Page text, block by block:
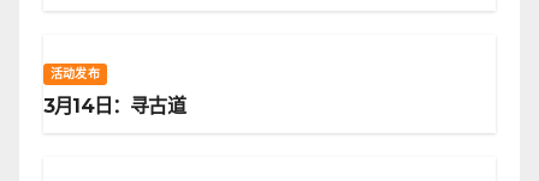
活动发布
3月14日：寻古道